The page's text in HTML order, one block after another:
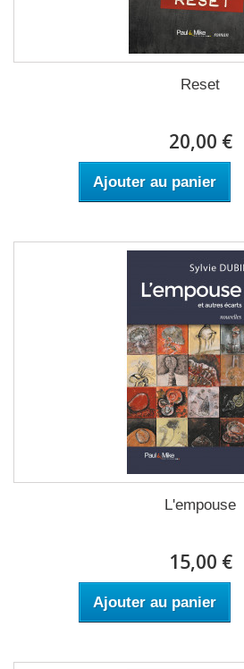
Reset
20,00 €
Ajouter au panier
L'empouse
15,00 €
Ajouter au panier